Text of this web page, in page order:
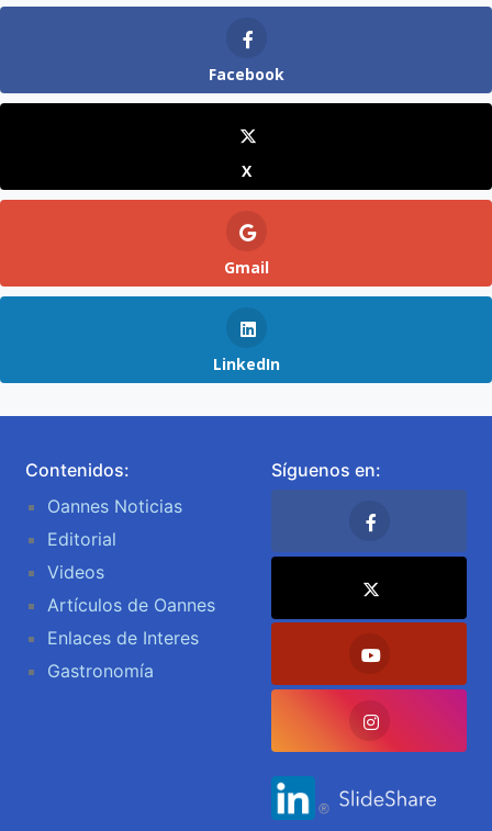
Facebook
X
Gmail
LinkedIn
Contenidos:
Oannes Noticias
Editorial
Videos
Artículos de Oannes
Enlaces de Interes
Gastronomía
Síguenos en: